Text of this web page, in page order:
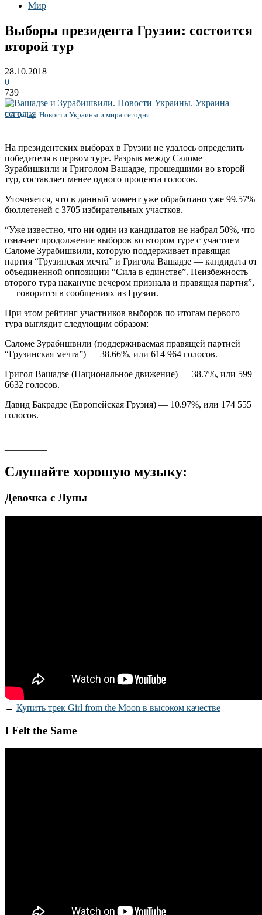
Мир
Выборы президента Грузии: состоится
второй тур
28.10.2018
0
739
UA Today. Новости Украины и мира сегодня
На президентских выборах в Грузии не удалось определить
победителя в первом туре. Разрыв между Саломе
Зурабишвили и Григолом Вашадзе, прошедшими во второй
тур, составляет менее одного процента голосов.
Уточняется, что в данный момент уже обработано уже 99.57%
бюллетеней с 3705 избирательных участков.
“Уже известно, что ни один из кандидатов не набрал 50%, что
означает продолжение выборов во втором туре с участием
Саломе Зурабишвили, которую поддерживает правящая
партия “Грузинская мечта” и Григола Вашадзе — кандидата от
объединенной оппозиции “Сила в единстве”. Неизбежность
второго тура накануне вечером признала и правящая партия”,
— говорится в сообщениях из Грузии.
При этом рейтинг участников выборов по итогам первого
тура выглядит следующим образом:
Саломе Зурабишвили (поддерживаемая правящей партией
“Грузинская мечта”) — 38.66%, или 614 964 голосов.
Григол Вашадзе (Национальное движение) — 38.7%, или 599
6632 голосов.
Давид Бакрадзе (Европейская Грузия) — 10.97%, или 174 555
голосов.
Слушайте хорошую музыку:
Девочка с Луны
→ Купить трек Girl from the Moon в высоком качестве
I Felt the Same